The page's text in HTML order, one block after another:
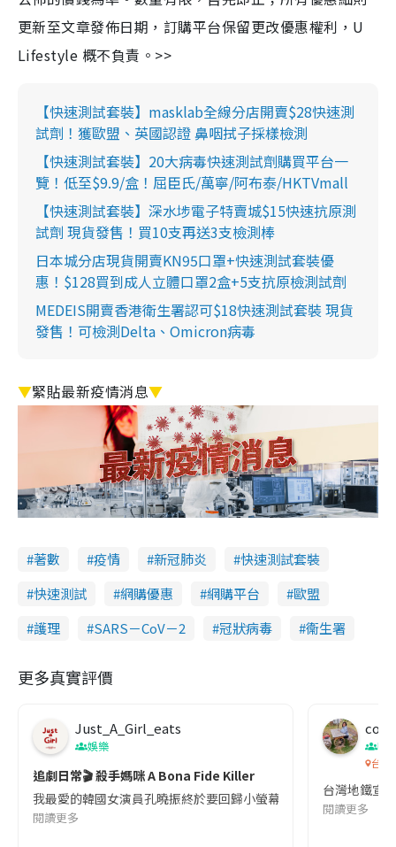
更新至文章發佈日期，訂購平台保留更改優惠權利，U
Lifestyle 概不負責。>>
【快速測試套裝】masklab全線分店開賣$28快速測
試劑！獲歐盟、英國認證 鼻咽拭子採樣檢測
【快速測試套裝】20大病毒快速測試劑購買平台一
覽！低至$9.9/盒！屈臣氏/萬寧/阿布泰/HKTVmall
【快速測試套裝】深水埗電子特賣城$15快速抗原測
試劑 現貨發售！買10支再送3支檢測棒
日本城分店現貨開賣KN95口罩+快速測試套裝優
惠！$128買到成人立體口罩2盒+5支抗原檢測試劑
MEDEIS開賣香港衛生署認可$18快速測試套裝 現貨
發售！可檢測Delta、Omicron病毒
▼緊貼最新疫情消息▼
著數 疫情 新冠肺炎
快速測試套裝
快速測試
網購優惠 網購平台
歐盟
護理
SARS－CoV－2 冠狀病毒 衞生署
更多真實評價
Just_A_Girl_eats
娛樂
追劇日常🎬 殺手媽咪 A Bona Fide Killer
我最愛的韓國女演員孔曉振終於要回歸小螢幕啦!這次的劇本改編
閱讀更多
co
吹
台灣
台灣地鐵宣
閱讀更多